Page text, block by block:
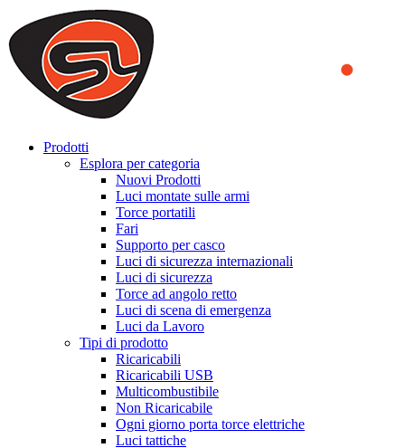
We use cookies to ensure that we provide you the best experience
on our website. By continuing to browse this website, you accept
that cookies are used to help us analyze how the website is used and
to offer you a better experience. To learn more or to find out how
you can disable cookies, you can access our
Prodotti
Esplora per categoria
Nuovi Prodotti
Luci montate sulle armi
Torce portatili
Fari
Supporto per casco
Luci di sicurezza internazionali
Luci di sicurezza
Torce ad angolo retto
Luci di scena di emergenza
Luci da Lavoro
Tipi di prodotto
Ricaricabili
Ricaricabili USB
Multicombustibile
Non Ricaricabile
Ogni giorno porta torce elettriche
Luci tattiche